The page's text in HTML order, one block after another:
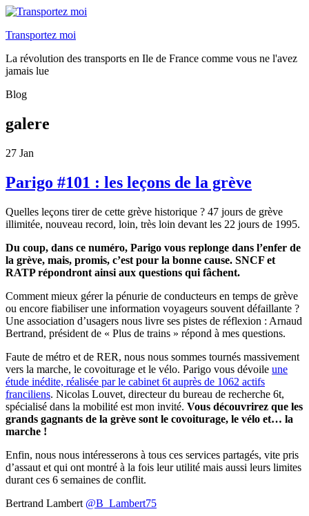
Transportez moi
La révolution des transports en Ile de France comme vous ne l'avez
jamais lue
Blog
galere
27 Jan
Parigo #101 : les leçons de la grève
Quelles leçons tirer de cette grève historique ? 47 jours de grève
illimitée, nouveau record, loin, très loin devant les 22 jours de 1995.
Du coup, dans ce numéro, Parigo vous replonge dans l’enfer de
la grève, mais, promis, c’est pour la bonne cause. SNCF et
RATP répondront ainsi aux questions qui fâchent.
Comment mieux gérer la pénurie de conducteurs en temps de grève
ou encore fiabiliser une information voyageurs souvent défaillante ?
Une association d’usagers nous livre ses pistes de réflexion : Arnaud
Bertrand, président de « Plus de trains » répond à mes questions.
Faute de métro et de RER, nous nous sommes tournés massivement
vers la marche, le covoiturage et le vélo. Parigo vous dévoile une
étude inédite, réalisée par le cabinet 6t auprès de 1062 actifs
franciliens. Nicolas Louvet, directeur du bureau de recherche 6t,
spécialisé dans la mobilité est mon invité. Vous découvrirez que les
grands gagnants de la grève sont le covoiturage, le vélo et… la
marche !
Enfin, nous nous intéresserons à tous ces services partagés, vite pris
d’assaut et qui ont montré à la fois leur utilité mais aussi leurs limites
durant ces 6 semaines de conflit.
Bertrand Lambert @B_Lambert75